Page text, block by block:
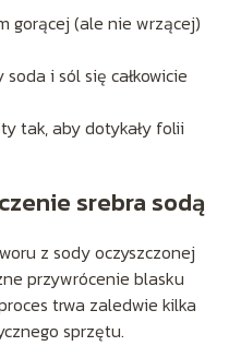
gorącej (ale nie wrzącej)
i sól się całkowicie
tak, aby dotykały folii
srebra sodą
z sody oczyszczonej
przywrócenie blasku
trwa zaledwie kilka
sprzętu.